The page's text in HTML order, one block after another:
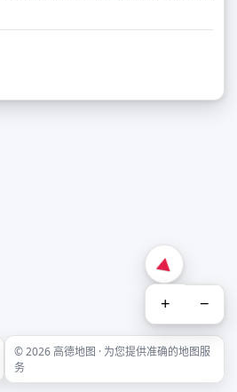
+ −
© 2026 高德地图 · 为您提供准确的地图服
务